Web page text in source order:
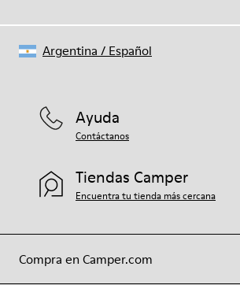
Compra en Camper.com
Ayuda
Contáctanos
Tiendas Camper
Encuentra tu tienda más cercana
Argentina / Español